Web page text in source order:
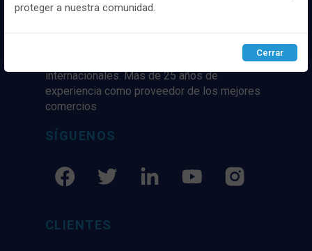
internacionales. Más de 25 años de
experiencia como proveedor de los mejores
comercios
SÍGUENOS
CLIENTES
Configurar Rechazar ACEPTAR
proteger a nuestra comunidad.
Cerrar